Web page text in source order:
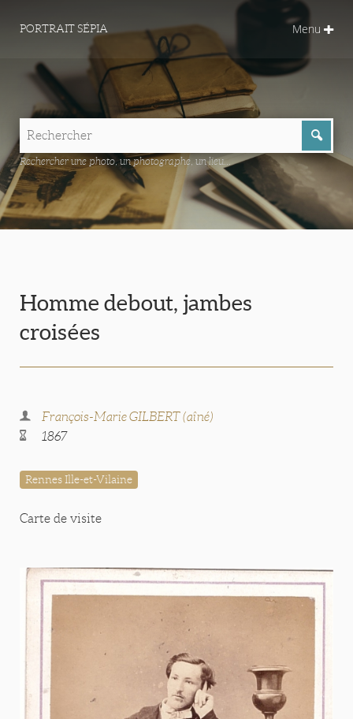
PORTRAIT SÉPIA Menu
Rechercher une photo, un photographe, un lieu...
Homme debout, jambes
croisées
François-Marie GILBERT (aîné)
1867
Rennes Ille-et-Vilaine
Carte de visite